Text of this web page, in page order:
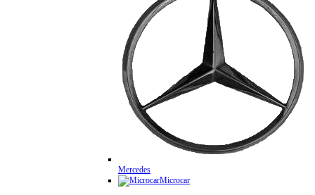
Mercedes
Microcar